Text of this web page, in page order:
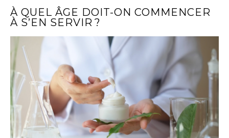
À QUEL ÂGE DOIT-ON COMMENCER
À S’EN SERVIR ?